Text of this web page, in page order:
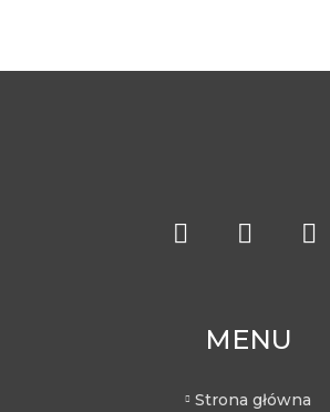
MENU
Strona główna